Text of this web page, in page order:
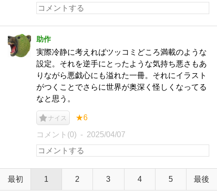
助作
実際冷静に考えればツッコミどころ満載のような
設定。それを逆手にとったような気持ち悪さもあ
りながら悪戯心にも溢れた一冊。それにイラスト
がつくことでさらに世界が奥深く怪しくなってる
なと思う。
ナイス ★6
コメント(0) 2025/04/07
最初 1 2 3 4 5 最後